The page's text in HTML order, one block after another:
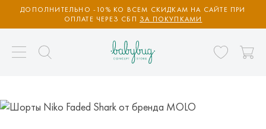
ДОПОЛНИТЕЛЬНО -10% КО ВСЕМ СКИДКАМ НА САЙТЕ ПРИ
ОПЛАТЕ ЧЕРЕЗ СБП ЗА ПОКУПКАМИ